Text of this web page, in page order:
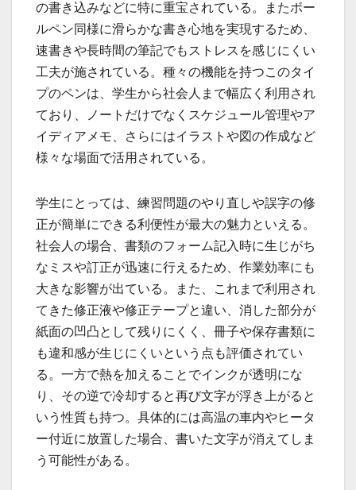
の書き込みなどに特に重宝されている。またボー
ルペン同様に滑らかな書き心地を実現するため、
速書きや長時間の筆記でもストレスを感じにくい
工夫が施されている。種々の機能を持つこのタイ
プのペンは、学生から社会人まで幅広く利用され
ており、ノートだけでなくスケジュール管理やア
イディアメモ、さらにはイラストや図の作成など
様々な場面で活用されている。
学生にとっては、練習問題のやり直しや誤字の修
正が簡単にできる利便性が最大の魅力といえる。
社会人の場合、書類のフォーム記入時に生じがち
なミスや訂正が迅速に行えるため、作業効率にも
大きな影響が出ている。また、これまで利用され
てきた修正液や修正テープと違い、消した部分が
紙面の凹凸として残りにくく、冊子や保存書類に
も違和感が生じにくいという点も評価されてい
る。一方で熱を加えることでインクが透明にな
り、その逆で冷却すると再び文字が浮き上がると
いう性質も持つ。具体的には高温の車内やヒータ
ー付近に放置した場合、書いた文字が消えてしま
う可能性がある。